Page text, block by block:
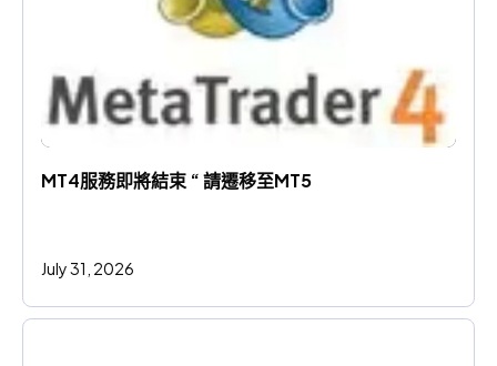
MT4服務即將結束 “ 請遷移至MT5
July 31, 2026